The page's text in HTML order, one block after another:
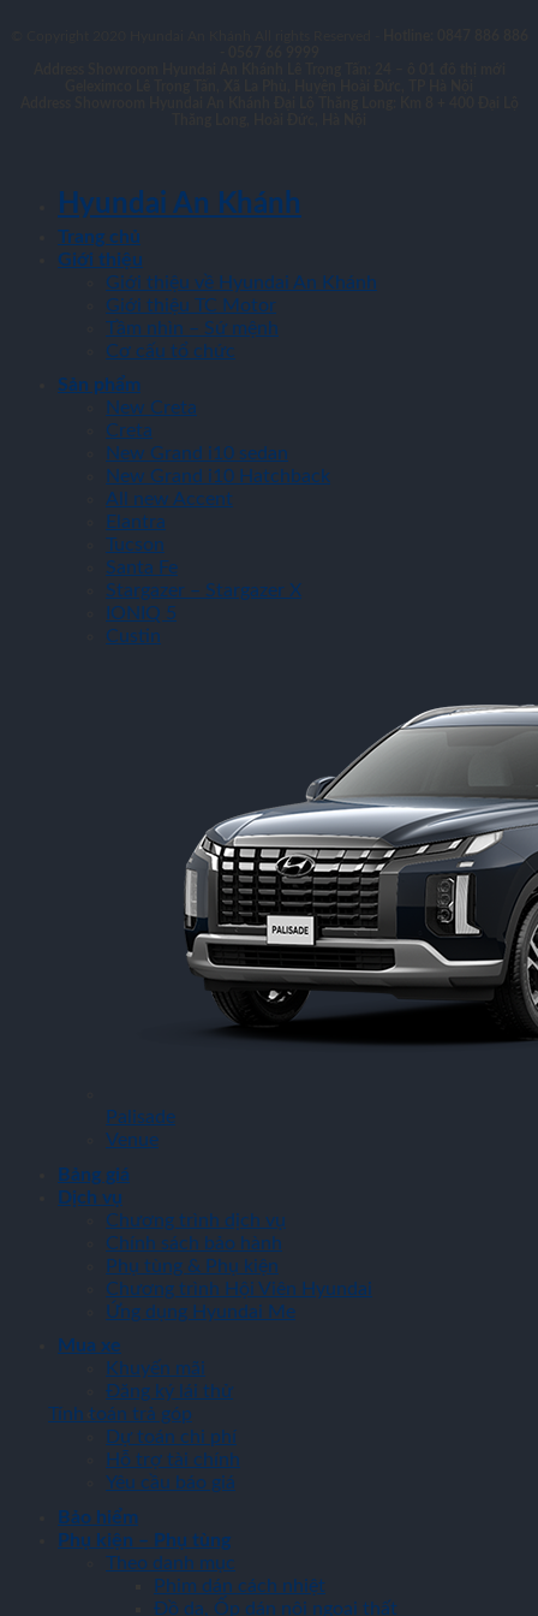
Hyundai An Khánh
Trang chủ
Giới thiệu
Giới thiệu về Hyundai An Khánh
Giới thiệu TC Motor
Tầm nhìn – Sứ mệnh
Cơ cấu tổ chức
Sản phẩm
New Creta
Creta
New Grand i10 sedan
New Grand i10 Hatchback
All new Accent
Elantra
Tucson
Santa Fe
Stargazer – Stargazer X
IONIQ 5
Custin
Palisade
Venue
Bảng giá
Dịch vụ
Chương trình dịch vụ
Chính sách bảo hành
Phụ tùng & Phụ kiện
Chương trình Hội Viên Hyundai
Ứng dụng Hyundai Me
Mua xe
Khuyến mãi
Đăng ký lái thử
Tính toán trả góp
Dự toán chi phí
Hỗ trợ tài chính
Yêu cầu báo giá
Bảo hiểm
Phụ kiện – Phụ tùng
Theo danh mục
Phim dán cách nhiệt
Đồ da, Ốp dán nội ngoại thất